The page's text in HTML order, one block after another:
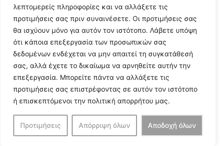
λεπτομερείς πληροφορίες και να αλλάξετε τις
προτιμήσεις σας πριν συναινέσετε. Οι προτιμήσεις σας
θα ισχύουν μόνο για αυτόν τον ιστότοπο. Λάβετε υπόψη
ότι κάποια επεξεργασία των προσωπικών σας
δεδομένων ενδέχεται να μην απαιτεί τη συγκατάθεσή
σας, αλλά έχετε το δικαίωμα να αρνηθείτε αυτήν την
επεξεργασία. Μπορείτε πάντα να αλλάξετε τις
προτιμήσεις σας επιστρέφοντας σε αυτόν τον ιστότοπο
ή επισκεπτόμενοι την πολιτική απορρήτου μας.
Προτιμήσεις Απόρριψη όλων Αποδοχή όλων
© 2024 All Rights Reserved
Η ιστοσελίδαargolikianaptiksi.grείναι πιστοποιημένη στο
ηλεκτρονικό Μητρώο Ηλεκτρονικού Τύπου της ΓΓ Επικοινωνίας
και Ενημέρωσης (Αριθμός ΜΗΤ242062)